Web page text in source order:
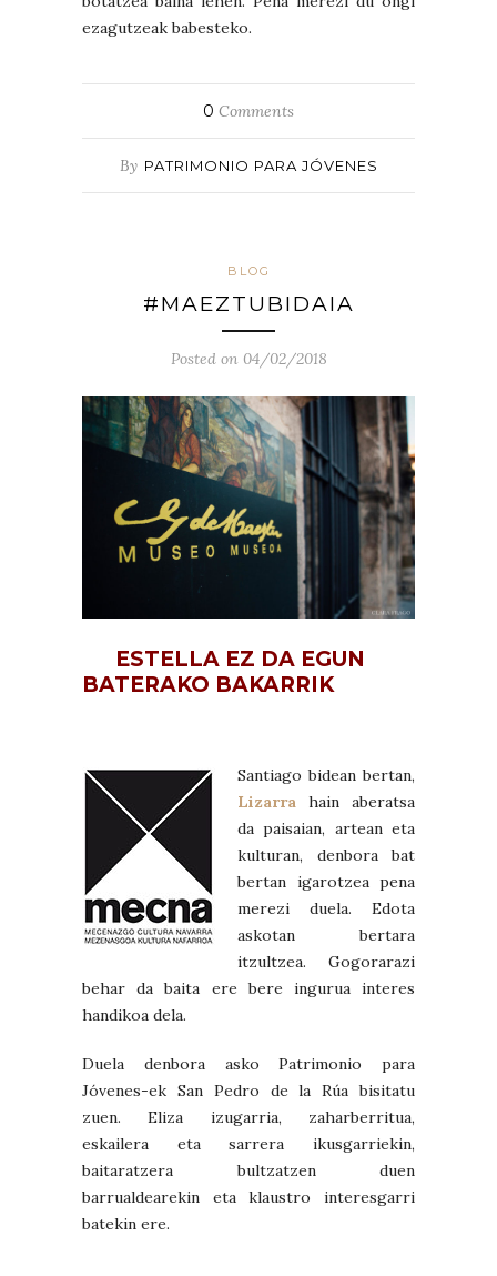
ezagutzeak babesteko.
0 Comments
By PATRIMONIO PARA JÓVENES
BLOG
#MAEZTUBIDAIA
Posted on 04/02/2018
ESTELLA EZ DA EGUN
BATERAKO BAKARRIK
Santiago bidean bertan,
Lizarra hain aberatsa
da paisaian, artean eta
kulturan, denbora bat
bertan igarotzea pena
merezi duela. Edota
askotan bertara
itzultzea. Gogorarazi
behar da baita ere bere ingurua interes
handikoa dela.
Duela denbora asko Patrimonio para
Jóvenes-ek San Pedro de la Rúa bisitatu
zuen. Eliza izugarria, zaharberritua,
eskailera eta sarrera ikusgarriekin,
baitaratzera bultzatzen duen
barrualdearekin eta klaustro interesgarri
batekin ere.